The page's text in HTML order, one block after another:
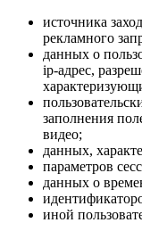
источника
рекламного
данных о
ip-адрес,
заполнения
видео;
данных,
параметров
данных о
иной